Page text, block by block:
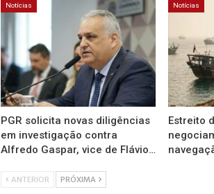
Notícias
PGR solicita novas diligências
em investigação contra
Alfredo Gaspar, vice de Flávio…
Notícias
Estreito
ANTERIOR PRÓXIMA